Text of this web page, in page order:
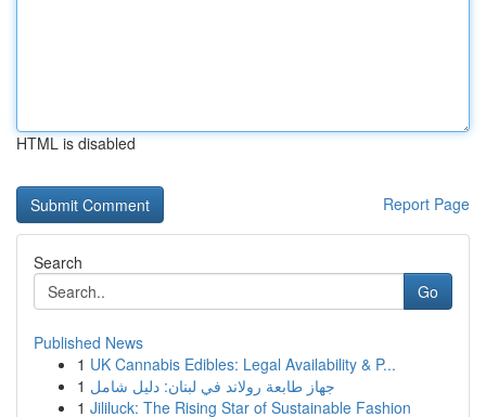
HTML is disabled
Report Page
Search
Go
Published News
1 UK Cannabis Edibles: Legal Availability & P...
1 جهاز طابعة رولاند في لبنان: دليل شامل
1 Jililuck: The Rising Star of Sustainable Fashion